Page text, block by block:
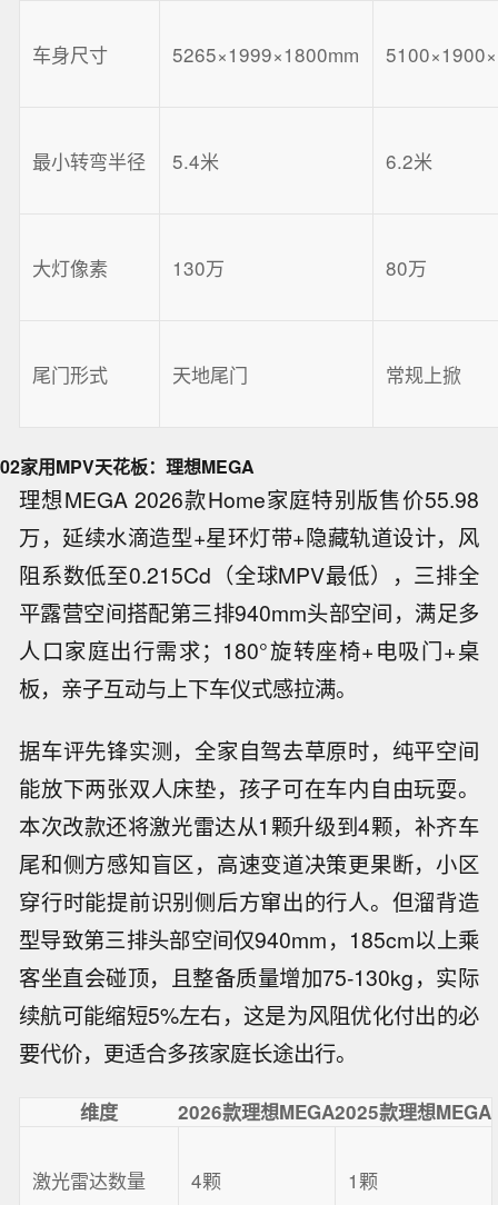
车身尺寸 5265×1999×1800mm
最小转弯半径 5.4米 6.2米
大灯像素 130万 80万
尾门形式 天地尾门 常规上掀
02家用MPV天花板：理想MEGA
理想MEGA 2026款Home家庭特别版售价55.98
万，延续水滴造型+星环灯带+隐藏轨道设计，风
阻系数低至0.215Cd（全球MPV最低），三排全
平露营空间搭配第三排940mm头部空间，满足多
人口家庭出行需求；180°旋转座椅+电吸门+桌
板，亲子互动与上下车仪式感拉满。
据车评先锋实测，全家自驾去草原时，纯平空间
能放下两张双人床垫，孩子可在车内自由玩耍。
本次改款还将激光雷达从1颗升级到4颗，补齐车
尾和侧方感知盲区，高速变道决策更果断，小区
穿行时能提前识别侧后方窜出的行人。但溜背造
型导致第三排头部空间仅940mm，185cm以上乘
客坐直会碰顶，且整备质量增加75-130kg，实际
续航可能缩短5%左右，这是为风阻优化付出的必
要代价，更适合多孩家庭长途出行。
维度 2026款理想MEGA2025款理想MEGA
激光雷达数量 4颗 1颗